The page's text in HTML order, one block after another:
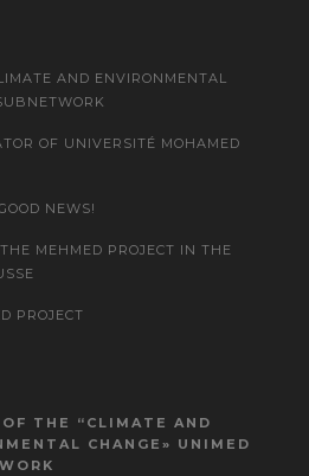
AND ENVIRONMENTAL
OF UNIVERSITÉ MOHAMED
NEWS!
MEHMED PROJECT IN THE
PROJECT
OF THE “CLIMATE AND
CHANGE» UNIMED